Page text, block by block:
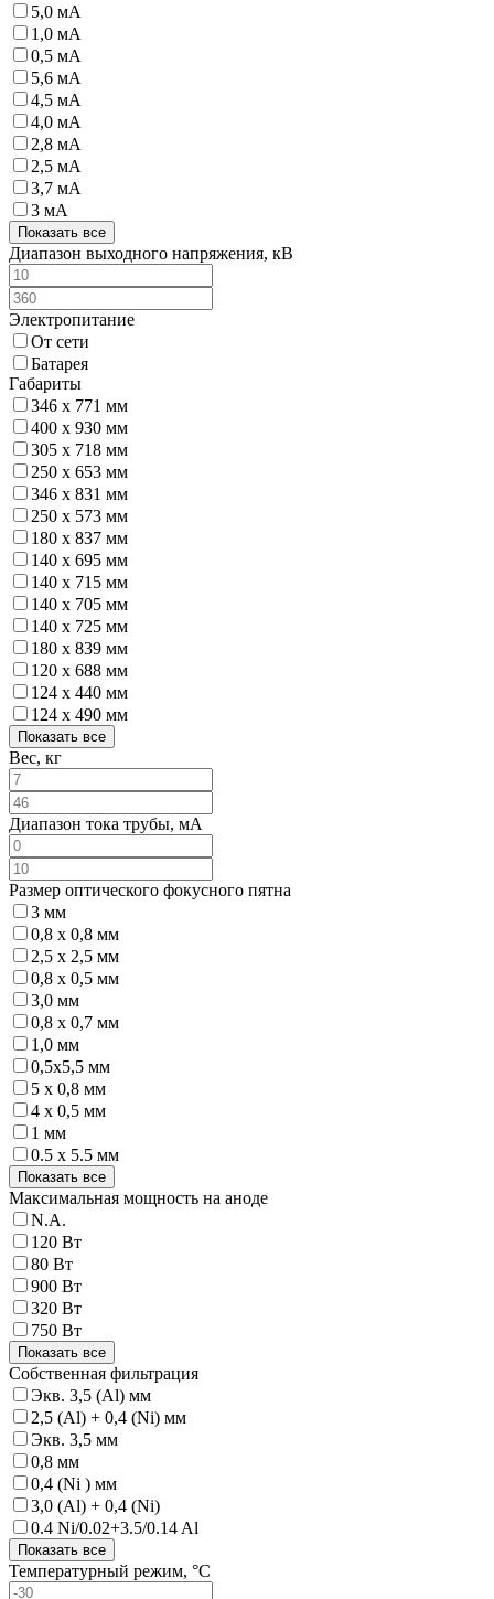
5,0 мА
1,0 мА
0,5 мА
5,6 мА
4,5 мА
4,0 мА
2,8 мА
2,5 мА
3,7 мА
3 мА
Показать все
Диапазон выходного напряжения, кВ
Электропитание
От сети
Батарея
Габариты
346 x 771 мм
400 x 930 мм
305 x 718 мм
250 x 653 мм
346 x 831 мм
250 x 573 мм
180 x 837 мм
140 x 695 мм
140 x 715 мм
140 x 705 мм
140 x 725 мм
180 x 839 мм
120 x 688 мм
124 x 440 мм
124 x 490 мм
Показать все
Вес, кг
Диапазон тока трубы, мА
Размер оптического фокусного пятна
3 мм
0,8 x 0,8 мм
2,5 x 2,5 мм
0,8 x 0,5 мм
3,0 мм
0,8 x 0,7 мм
1,0 мм
0,5х5,5 мм
5 x 0,8 мм
4 x 0,5 мм
1 мм
0.5 x 5.5 мм
Показать все
Максимальная мощность на аноде
N.A.
120 Вт
80 Вт
900 Вт
320 Вт
750 Вт
Показать все
Собственная фильтрация
Экв. 3,5 (Al) мм
2,5 (Al) + 0,4 (Ni) мм
Экв. 3,5 мм
0,8 мм
0,4 (Ni ) мм
3,0 (Al) + 0,4 (Ni)
0.4 Ni/0.02+3.5/0.14 Al
Показать все
Температурный режим, °C